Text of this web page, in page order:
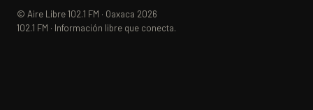
© Aire Libre 102.1 FM · Oaxaca 2026
102.1 FM · Información libre que conecta.